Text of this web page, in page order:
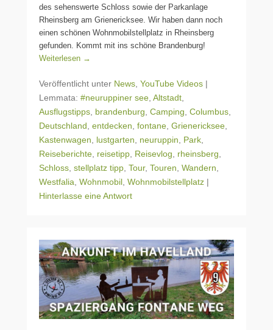
des sehenswerte Schloss sowie der Parkanlage
Rheinsberg am Grienericksee. Wir haben dann noch
einen schönen Wohnmobilstellplatz in Rheinsberg
gefunden. Kommt mit ins schöne Brandenburg!
Weiterlesen →
Veröffentlicht unter News, YouTube Videos |
Lemmata: #neuruppiner see, Altstadt,
Ausflugstipps, brandenburg, Camping, Columbus,
Deutschland, entdecken, fontane, Grienericksee,
Kastenwagen, lustgarten, neuruppin, Park,
Reiseberichte, reisetipp, Reisevlog, rheinsberg,
Schloss, stellplatz tipp, Tour, Touren, Wandern,
Westfalia, Wohnmobil, Wohnmobilstellplatz |
Hinterlasse eine Antwort